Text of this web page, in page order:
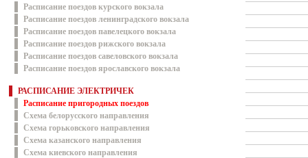
Расписание поездов курского вокзала
Расписание поездов ленинградского вокзала
Расписание поездов павелецкого вокзала
Расписание поездов рижского вокзала
Расписание поездов савеловского вокзала
Расписание поездов ярославского вокзала
РАСПИСАНИЕ ЭЛЕКТРИЧЕК
Расписание пригородных поездов
Схема белорусского направления
Схема горьковского направления
Схема казанского направления
Схема киевского направления